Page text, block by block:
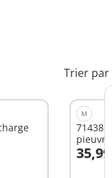
Trier par
M
71438
pieuvre
35,99 €
Au